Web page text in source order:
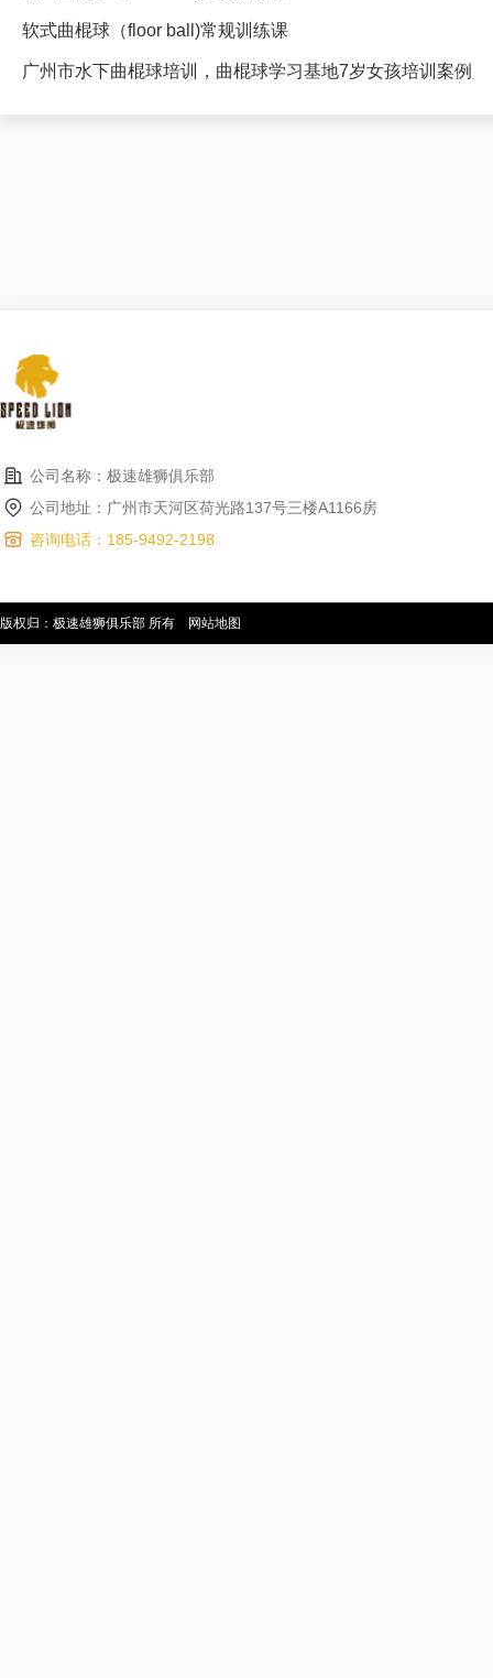
软式曲棍球（floor ball)常规训练课
广州市水下曲棍球培训，曲棍球学习基地7岁女孩培训案例
公司名称：极速雄狮俱乐部
公司地址：广州市天河区荷光路137号三楼A1166房
咨询电话：185-9492-2198
版权归：极速雄狮俱乐部 所有 网站地图